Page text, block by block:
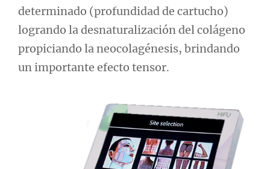
determinado (profundidad de cartucho)
logrando la desnaturalización del colágeno
propiciando la neocolagénesis, brindando
un importante efecto tensor.